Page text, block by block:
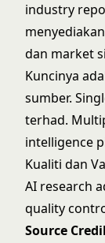
industry
dan market
Kuncinya
sumber.
terhad.
intelligence
Kualiti dan
AI research
quality
Source